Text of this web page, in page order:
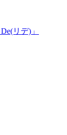
リデ)」